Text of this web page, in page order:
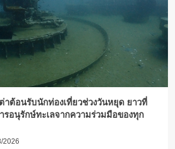
าต้อนรับนักท่องเที่ยวช่วงวันหยุด ยาวที่
รอนุรักษ์ทะเลจากความร่วมมือของทุก
2026